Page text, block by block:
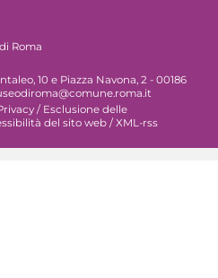
Roma
10 e Piazza Navona, 2 - 00186
/ Esclusione delle
del sito web /XML-rss